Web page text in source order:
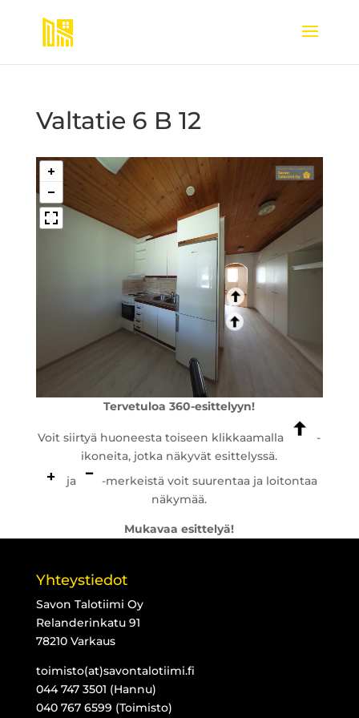
Valtatie 6 B 12
Tervetuloa 360-esittelyyn!
Voit siirtyä huoneesta toiseen klikkaamalla
-
ikoneita, jotka näkyvät esittelyssä.
ja
-merkeistä voit suurentaa ja loitontaa
näkymää.
Mukavaa esittelyä!
Yhteystiedot
Savon Talotiimi Oy
Relanderinkatu 91
78210 Varkaus
toimisto(at)savontalotiimi.fi
044 747 3501 (Hannu)
040 767 6599 (Toimisto)